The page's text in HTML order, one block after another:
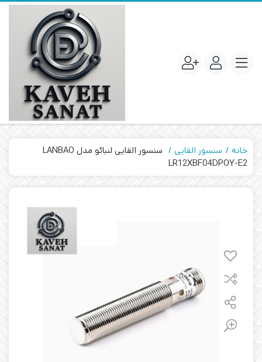
خانه سنسور القایی
سنسور القایی لنبائو مدل LANBAO
LR12XBF04DPOY-E2